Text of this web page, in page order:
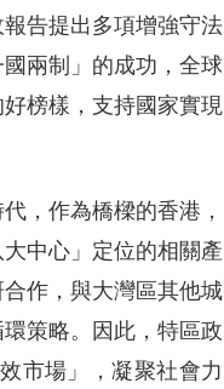
告提出多項增強守法
兩制」的成功，全球
榜樣，支持國家實現
，作為橋樑的香港，
中心」定位的相關產
作，與大灣區其他城
策略。因此，特區政
市場」，凝聚社會力